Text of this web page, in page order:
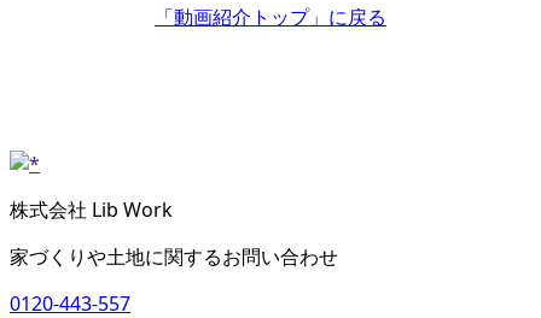
「動画紹介トップ」 に戻る
株式会社 Lib Work
家づくりや土地に関するお問い合わせ
0120-443-557